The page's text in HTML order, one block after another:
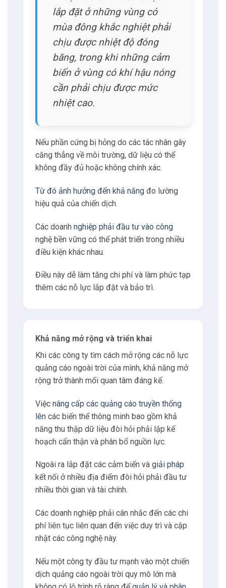
Ví dụ: các cảm biến được
lắp đặt ở những vùng có
mùa đông khắc nghiệt phải
chịu được nhiệt độ đóng
băng, trong khi những cảm
nhiệt cao.
Nếu phần cứng bị hỏng do các tác nhân gây
căng thẳng về môi trường, dữ liệu có thể
Từ đó ảnh hưởng đến khả năng
đo lường
hiệu quả của chiến dịch.
Các doanhnghiệp phải đầu tư vào công
nghệ bền vững có thể phát triển trong nhiều
Khả năng mở rộng và triển khai
Khi các công ty tìm cách mở rộng các nỗ lực
quảng cáo ngoài trời của mình, khả năng mở
rộng trở thành mối quan tâm đáng kể.
Việcnâng cấp các quảng cáo truyền thống
lên
các biến thể thông minh bao gồm khả
năng thu thập dữ liệu đòi hỏi phải lập kế
hoạch cẩn thận và phân bổ nguồn lực.
Ngoài ra lắp đặt các cảm biến vàgiải pháp
kết nối ở nhiều địa điểm đòi hỏi phải đầu tư
nhiều thời gian và tài chính.
Các doanh nghiệp phải cân nhắc đến các chi
phí liên tục liên quan đến việc duy trì và cập
nhật các công nghệ này.